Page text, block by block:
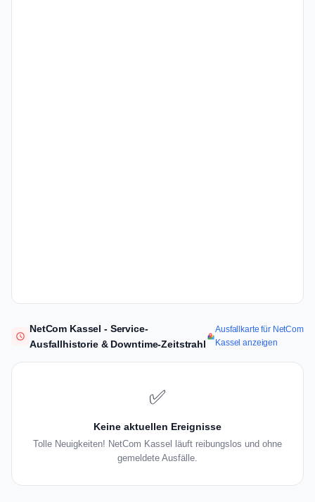
NetCom Kassel - Service-
Ausfallhistorie & Downtime-Zeitstrahl
Ausfallkarte für NetCom
Kassel anzeigen
✅
Keine aktuellen Ereignisse
Tolle Neuigkeiten! NetCom Kassel läuft reibungslos und ohne
gemeldete Ausfälle.